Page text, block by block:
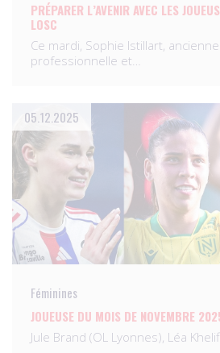
PRÉPARER L’AVENIR AVEC LES
LOSC
Ce mardi, Sophie Istillart,
professionnelle et…
05.12.2025
Féminines
JOUEUSE DU MOIS DE NOVEMBRE
Jule Brand (OL Lyonnes), Léa